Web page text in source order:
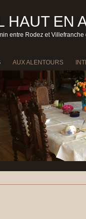
HAUT EN
entre Rodez et Villefranche
AUX ALENTOURS